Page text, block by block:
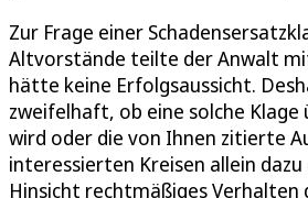
Zur Frage einer
Altvorstände teilte der Anwalt
hätte keine Erfolgsaussicht.
zweifelhaft, ob eine solche
wird oder die von Ihnen zitierte
interessierten Kreisen allein
Hinsicht rechtmäßiges Verhalten